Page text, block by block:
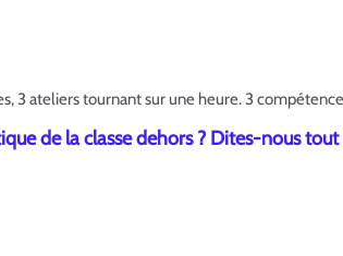
3 ateliers tournant sur une heure. 3
de la classe dehors ? Dites-nous tout